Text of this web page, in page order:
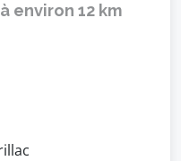
à environ 12 km